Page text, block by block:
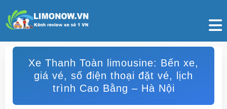
Xe Thanh Toàn limousine: Bến xe,
giá vé, số điện thoại đặt vé, lịch
trình Cao Bằng – Hà Nội